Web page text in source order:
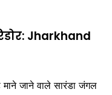
Jharkhand
जाने वाले सारंडा जंगल